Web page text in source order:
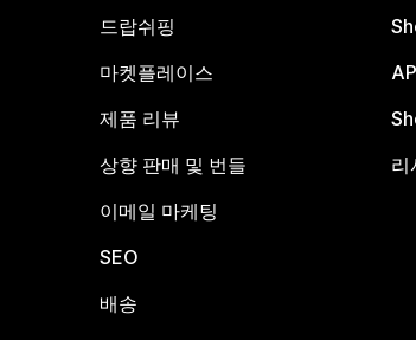
드랍쉬핑
마켓플레이스
제품 리뷰
상향 판매 및 번들
이메일 마케팅
SEO
배송
리